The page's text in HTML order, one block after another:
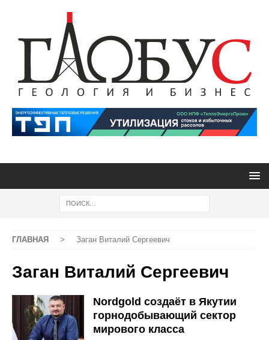
ГЛАВНАЯ > Заган Виталий Сергеевич
Заган Виталий Сергеевич
Nordgold создаёт в Якутии
горнодобывающий сектор
мирового класса